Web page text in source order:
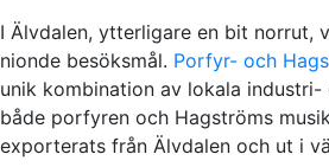
I Älvdalen, ytterligare en bit norrut,
nionde besöksmål. Porfyr- och
unik kombination av lokala
både porfyren och Hagströms
exporterats från Älvdalen och ut i